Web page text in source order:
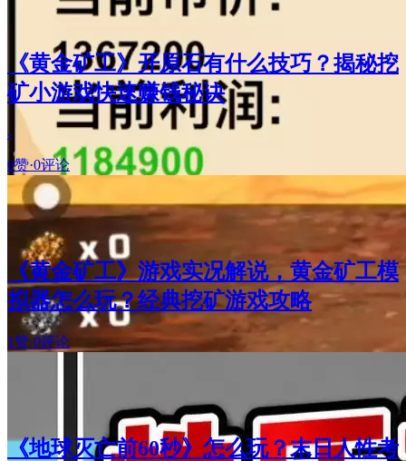
《黄金矿工》开原石有什么技巧？揭秘挖
矿小游戏快速赚钱秘诀
-
0赞·0评论
《黄金矿工》游戏实况解说，黄金矿工模
拟器怎么玩？经典挖矿游戏攻略
1赞·0评论
《地球灭亡前60秒》怎么玩？末日人性考